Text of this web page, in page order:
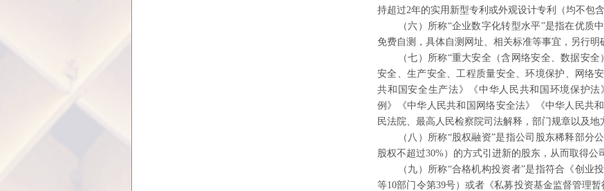
持超过2年的实用新型专利或外观设计专利（均不包
（六）所称“企业数字化转型水平”是指在优质
免费自测，具体自测网址、相关标准等事宜，另行明
（七）所称“重大安全（含网络安全、数据安全
安全、生产安全、工程质量安全、环境保护、网络
共和国安全生产法》《中华人民共和国环境保护法
例》《中华人民共和国网络安全法》《中华人民共
民法院、最高人民检察院司法解释，部门规章以及地
（八）所称“股权融资”是指公司股东稀释部分
股权不超过30%）的方式引进新的股东，从而取得公
（九）所称“合格机构投资者”是指符合《创业
等10部门令第39号）或者《私募投资基金监督管理